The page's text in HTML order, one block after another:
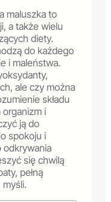
maluszka to
a także wielu
diety.
do każdego
i maleństwa.
ale czy można
składu
organizm i
ją do
spokoju i
odkrywania
się chwilą
pełną